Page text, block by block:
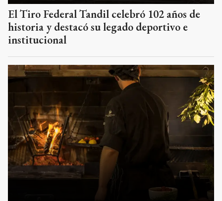
El Tiro Federal Tandil celebró 102 años de
historia y destacó su legado deportivo e
institucional